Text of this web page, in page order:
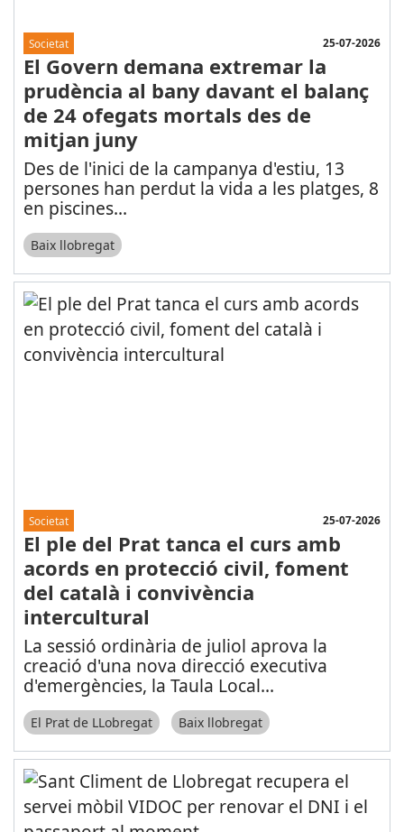
Societat 25-07-2026
El Govern demana extremar la
prudència al bany davant el balanç
de 24 ofegats mortals des de
mitjan juny
Des de l'inici de la campanya d'estiu, 13
persones han perdut la vida a les platges, 8
en piscines...
Baix llobregat
Societat 25-07-2026
El ple del Prat tanca el curs amb
acords en protecció civil, foment
del català i convivència
intercultural
La sessió ordinària de juliol aprova la
creació d'una nova direcció executiva
d'emergències, la Taula Local...
El Prat de LLobregat Baix llobregat